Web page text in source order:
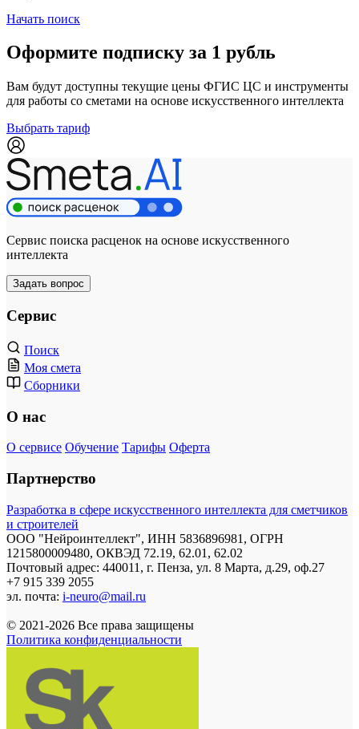
Начать поиск
Оформите подписку за 1 рубль
Вам будут доступны текущие цены ФГИС ЦС и инструменты
для работы со сметами на основе искусственного интеллекта
Выбрать тариф
Сервис поиска расценок на основе искусственного
интеллекта
Задать вопрос
Сервис
Поиск
Моя смета
Сборники
О нас
О сервисе Обучение Тарифы Оферта
Партнерство
Разработка в сфере искусственного интеллекта для сметчиков
и строителей
ООО "Нейроинтеллект", ИНН 5836896981, ОГРН
1215800009480, ОКВЭД 72.19, 62.01, 62.02
Почтовый адрес: 440011, г. Пенза, ул. 8 Марта, д.29, оф.27
+7 915 339 2055
эл. почта: i-neuro@mail.ru
© 2021-2026 Все права защищены
Политика конфиденциальности